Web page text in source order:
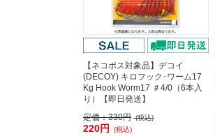
【ネコポス対象品】デコイ
(DECOY) キロフック･ワーム17
Kg Hook Worm17 ＃4/0（6本入
り）【即日発送】
定価：330円 (税込)
220円 (税込)